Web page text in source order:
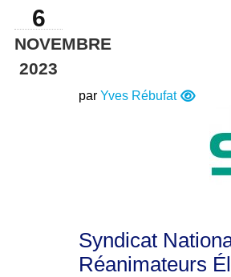
6
NOVEMBRE
2023
par Yves Rébufat
Syndicat
Réanimateurs